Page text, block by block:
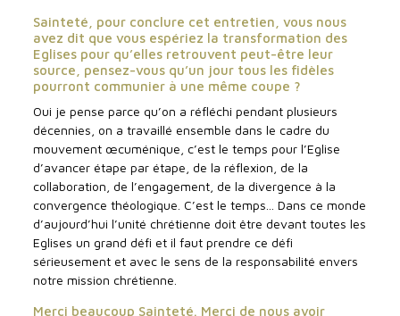
Sainteté, pour conclure cet entretien, vous nous
avez dit que vous espériez la transformation des
Eglises pour qu’elles retrouvent peut-être leur
source, pensez-vous qu’un jour tous les fidèles
pourront communier à une même coupe ?
Oui je pense parce qu’on a réfléchi pendant plusieurs
décennies, on a travaillé ensemble dans le cadre du
mouvement œcuménique, c’est le temps pour l’Eglise
d’avancer étape par étape, de la réflexion, de la
collaboration, de l’engagement, de la divergence à la
convergence théologique. C’est le temps... Dans ce monde
d’aujourd’hui l’unité chrétienne doit être devant toutes les
Eglises un grand défi et il faut prendre ce défi
sérieusement et avec le sens de la responsabilité envers
notre mission chrétienne.
Merci beaucoup Sainteté. Merci de nous avoir